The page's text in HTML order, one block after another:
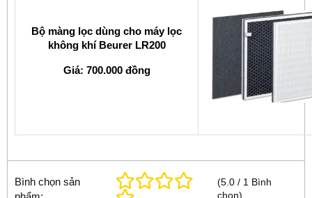
Bộ màng lọc dùng cho máy lọc
không khí Beurer LR200
Giá: 700.000 đồng
Bình chọn sản
(5.0 / 1 Bình
chọn)